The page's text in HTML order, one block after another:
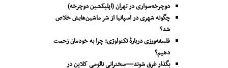
دوچرخه‌سواری در تهران (اپلیکشین دوچرخه)
چگونه شهری در اسپانیا از شر ماشین‌هایش خلاص
شد؟
فلسفه‌ورزی دربارهٔ تکنولوژی: چرا به خودمان زحمت
دهیم؟
بگذار غرق شوند—سخنرانی نائومی کلاین در